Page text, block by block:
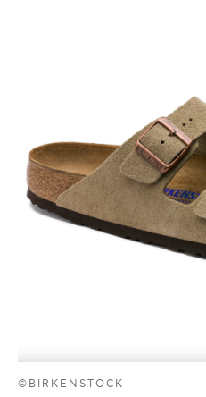
©BIRKENSTOCK